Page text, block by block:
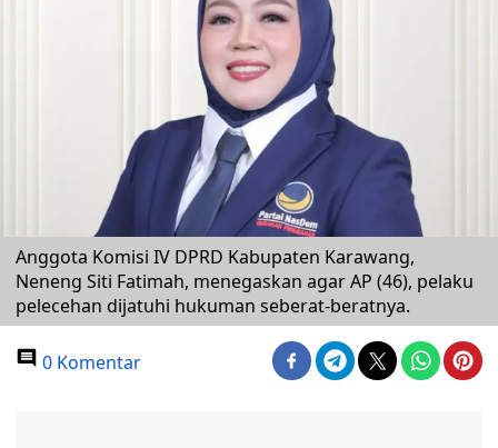
Anggota Komisi IV DPRD Kabupaten Karawang,
Neneng Siti Fatimah, menegaskan agar AP (46), pelaku
pelecehan dijatuhi hukuman seberat-beratnya.
0 Komentar